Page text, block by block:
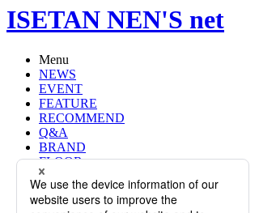
ISETAN NEN'S net
Menu
NEWS
EVENT
FEATURE
RECOMMEND
Q&A
BRAND
FLOOR
RANKING
ONLINE STORE
SERVICE